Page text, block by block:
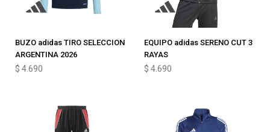
BUZO adidas TIRO SELECCION
ARGENTINA 2026
$ 4.690
EQUIPO adidas SERENO CUT 3
RAYAS
$ 4.690